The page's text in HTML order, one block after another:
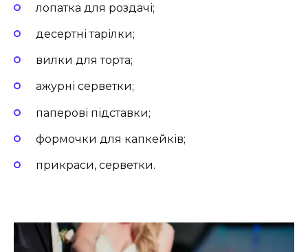
лопатка для роздачі;
десертні тарілки;
вилки для торта;
ажурні серветки;
паперові підставки;
формочки для капкейків;
прикраси, серветки.